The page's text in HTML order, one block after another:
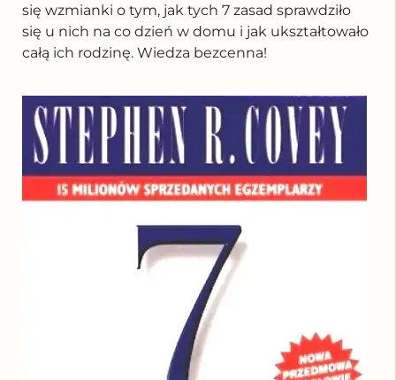
się wzmianki o tym, jak tych 7 zasad sprawdziło
się u nich na co dzień w domu i jak ukształtowało
całą ich rodzinę. Wiedza bezcenna!